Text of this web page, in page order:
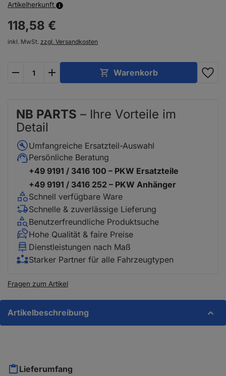
Artikelherkunft
118,58 €
inkl. MwSt. zzgl. Versandkosten
Warenkorb
NB PARTS – Ihre Vorteile im
Detail
Umfangreiche Ersatzteil-Auswahl
Persönliche Beratung
+49 9191 / 3416 100 – PKW Ersatzteile
+49 9191 / 3416 252 – PKW Anhänger
Schnell verfügbare Ware
Schnelle & zuverlässige Lieferung
Benutzerfreundliche Produktsuche
Hohe Qualität & faire Preise
Dienstleistungen nach Maß
Starker Partner für alle Fahrzeugtypen
Fragen zum Artikel
Artikelbeschreibung
Lieferumfang